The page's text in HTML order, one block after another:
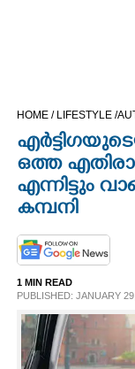
OPINION
LIFESTYLE
SPIRITUAL
HOME / LIFESTYLE /
ഒത്ത
എന്നിട്ടും
കമ്പനി
1 MIN READ
PUBLISHED: JANUARY